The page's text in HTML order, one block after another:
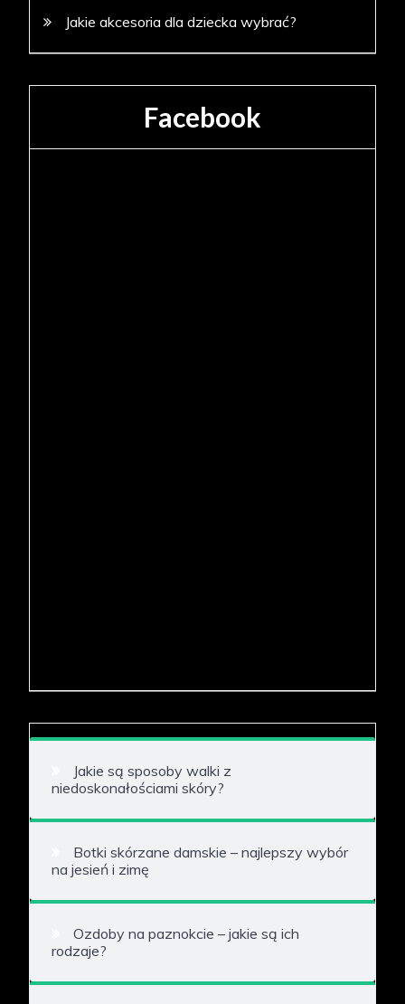
Jakie akcesoria dla dziecka wybrać?
Facebook
Jakie są sposoby walki z
niedoskonałościami skóry?
Botki skórzane damskie – najlepszy wybór
na jesień i zimę
Ozdoby na paznokcie – jakie są ich
rodzaje?